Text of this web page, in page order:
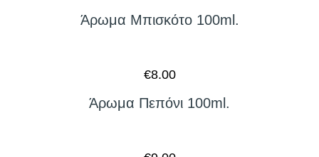
Άρωμα Μπισκότο 100ml.
€8.00
Άρωμα Πεπόνι 100ml.